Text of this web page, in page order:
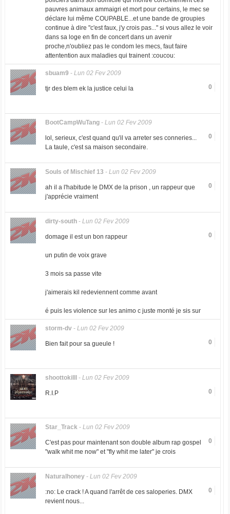
pauvres animaux ammaigri et mort pour certains, le mec se
déclare lui même COUPABLE...et une bande de groupies
continue à dire "c'est faux, j'y crois pas..." si vous allez le voir
dans sa loge en fin de concert dans un avenir
proche,n'oubliez pas le condom les mecs, faut faire
attentention aux maladies qui trainent :coucou:
sbuam9 - Lun 02 Fev 2009
0
tjr des blem ek la justice celui la
BootCampWuTang- Lun 02 Fev 2009
0
lol, serieux, c'est quand qu'il va arreter ses conneries...
La taule, c'est sa maison secondaire.
Souls of Mischief 13 - Lun 02 Fev 2009
0
ah il a l'habitude le DMX de la prison , un rappeur que
j'apprécie vraiment
dirty-south- Lun 02 Fev 2009
0
domage il est un bon rappeur
un putin de voix grave
3 mois sa passe vite
j'aimerais kil redeviennent comme avant
é puis les violence sur les animo c juste monté je sis sur
storm-dv- Lun 02 Fev 2009
0
Bien fait pour sa gueule !
shoottokilll - Lun 02 Fev 2009
0
R.I.P
Star_Track- Lun 02 Fev 2009
0
C'est pas pour maintenant son double album rap gospel
"walk whit me now" et "fly whit me later" je crois
Naturalhoney- Lun 02 Fev 2009
0
:no: Le crack ! A quand l'arrêt de ces saloperies. DMX
revient nous...